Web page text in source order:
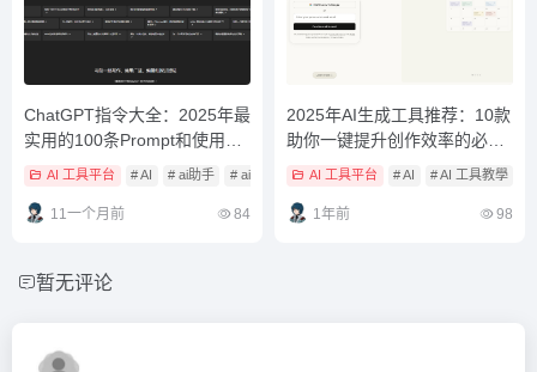
ChatGPT指令大全：2025年最
实用的100条Prompt和使用技
巧一次掌握
AI 工具平台 # AI # ai助手 # ai机器人
11一个月前 84
2025年AI生成工具推荐：10款
助你一键提升创作效率的必备
AI 工具平台 # AI # AI 工具教學
1年前 98
暂无评论